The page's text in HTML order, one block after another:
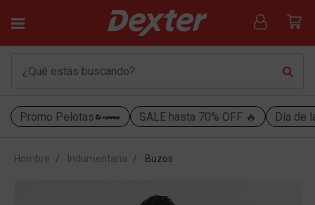
Promo Pelotas SALE hasta 70% OFF 🔥 Día de
Hombre Indumentaria Buzos